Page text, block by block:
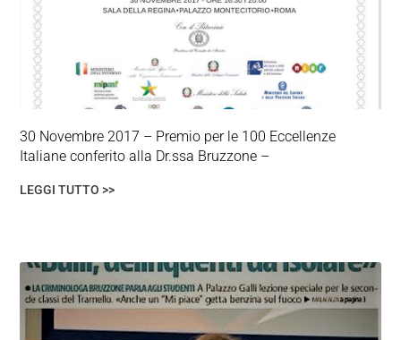
30 Novembre 2017 – Premio per le 100 Eccellenze
Italiane conferito alla Dr.ssa Bruzzone –
LEGGI TUTTO >>